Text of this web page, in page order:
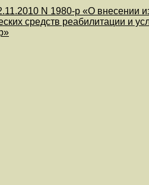
N 1980-р «О внесении
средств реабилитации и